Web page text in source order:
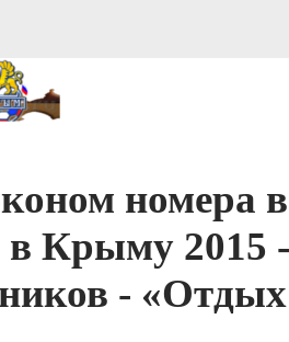
номера в
Крыму 2015
-